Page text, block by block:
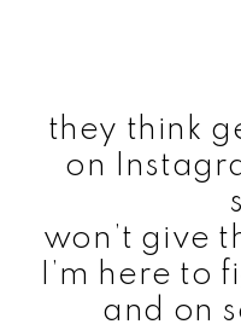
they think
on
won’t give
I’m here to
and on